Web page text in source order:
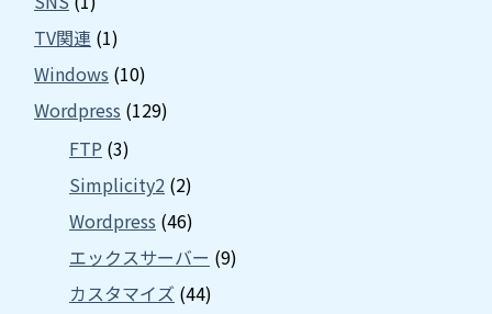
TV関連 (1)
Windows (10)
Wordpress (129)
FTP (3)
Simplicity2 (2)
Wordpress (46)
エックスサーバー (9)
カスタマイズ (44)